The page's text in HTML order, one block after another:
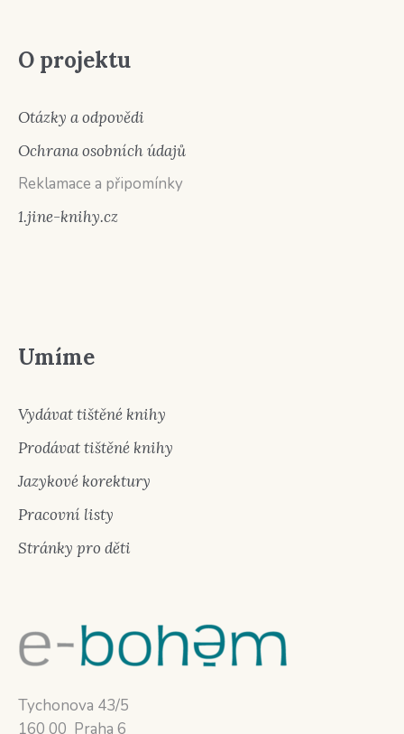
O projektu
Otázky a odpovědi
Ochrana osobních údajů
Reklamace a připomínky
1.jine-knihy.cz
Umíme
Vydávat tištěné knihy
Prodávat tištěné knihy
Jazykové korektury
Pracovní listy
Stránky pro děti
Tychonova 43/5
160 00 Praha 6